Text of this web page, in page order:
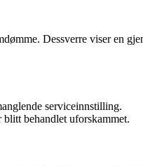
Dessverre viser en
serviceinnstilling.
behandlet uforskammet.